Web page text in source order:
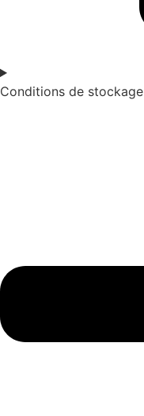
Conditions de stockage